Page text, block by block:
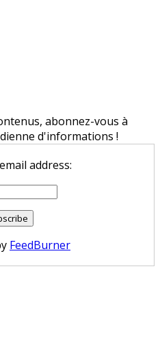
abonnez-vous à
d'informations !
address:
FeedBurner